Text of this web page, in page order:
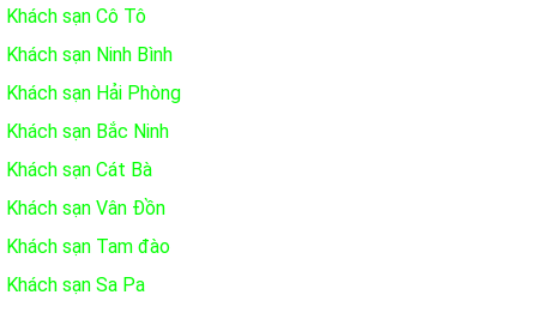
Khách sạn Cô Tô
Khách sạn Ninh Bình
Khách sạn Hải Phòng
Khách sạn Bắc Ninh
Khách sạn Cát Bà
Khách sạn Vân Đồn
Khách sạn Tam đào
Khách sạn Sa Pa